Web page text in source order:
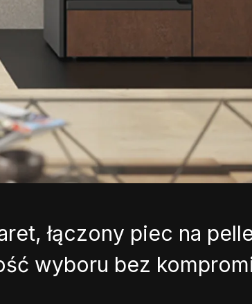
łączony piec na
wyboru bez